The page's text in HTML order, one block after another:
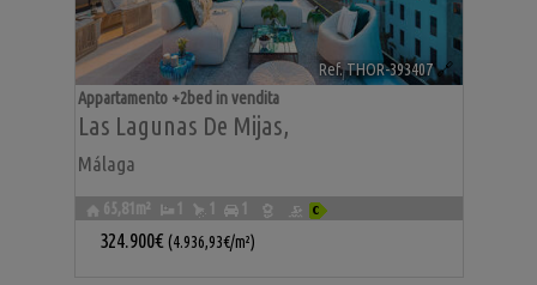
Ref. THOR-393407🔗
Las Lagunas De Mijas,
Málaga
Appartamento +2bed in vendita
65,81m² 1 1 1
324.900€ (4.936,93€/m²)